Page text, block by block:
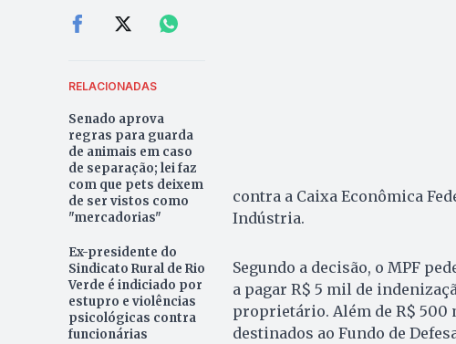
RELACIONADAS
Senado aprova
regras para guarda
de animais em caso
de separação; lei faz
com que pets deixem
de ser vistos como
"mercadorias"
Ex-presidente do
Sindicato Rural de Rio
Verde é indiciado por
estupro e violências
psicológicas contra
funcionárias
contra a Caixa Econômica
Indústria.
Segundo a decisão, o MPF
a pagar R$ 5 mil de
proprietário. Além de R$
destinados ao Fundo de